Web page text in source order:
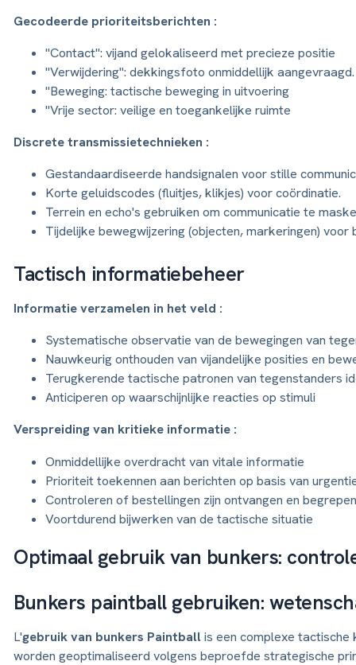
Gecodeerde prioriteitsberichten :
"Contact": vijand gelokaliseerd met precieze positie
"Verwijdering": dekkingsfoto onmiddellijk aangevraagd.
"Beweging: tactische beweging in uitvoering
"Vrije sector: veilige en toegankelijke ruimte
Discrete transmissietechnieken :
Gestandaardiseerde handsignalen voor stille
Korte geluidscodes (fluitjes, klikjes) voor coördinatie.
Terrein en echo's gebruiken om communicatie te
Tijdelijke bewegwijzering (objecten, markeringen) voor
Tactisch informatiebeheer
Informatie verzamelen in het veld :
Systematische observatie van de bewegingen van
Nauwkeurig onthouden van vijandelijke posities en
Terugkerende tactische patronen van tegenstanders
Anticiperen op waarschijnlijke reacties op stimuli
Verspreiding van kritieke informatie :
Onmiddellijke overdracht van vitale informatie
Prioriteit toekennen aan berichten op basis van
Controleren of bestellingen zijn ontvangen en
Voortdurend bijwerken van de tactische situatie
Optimaal gebruik van bunkers:
Bunkers paintball gebruiken:
L'gebruik van bunkers Paintballis een complexe
worden geoptimaliseerd volgens beproefde strategische